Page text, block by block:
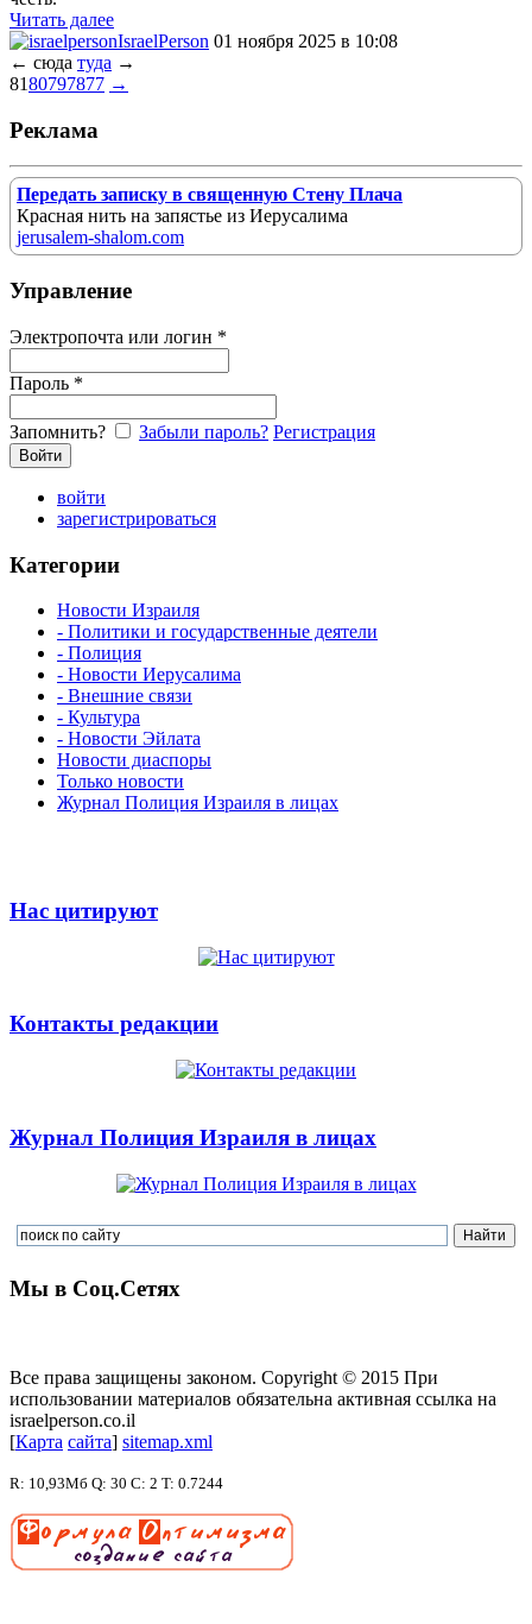
Читать далее
IsraelPerson 01 ноября 2025 в 10:08
← сюда туда →
8180797877 →
Реклама
Передать записку в священную Стену Плача
Красная нить на запястье из Иерусалима
jerusalem-shalom.com
Управление
Электропочта или логин *
Пароль *
Запомнить? Забыли пароль? Регистрация
войти
зарегистрироваться
Категории
Новости Израиля
- Политики и государственные деятели
- Полиция
- Новости Иерусалима
- Внешние связи
- Культура
- Новости Эйлата
Новости диаспоры
Только новости
Журнал Полиция Израиля в лицах
Нас цитируют
Контакты редакции
Журнал Полиция Израиля в лицах
Мы в Соц.Сетях
Все права защищены законом. Copyright © 2015 При
использовании материалов обязательна активная ссылка на
israelperson.co.il
[Карта сайта] sitemap.xml
R: 10,93Мб Q: 30 C: 2 T: 0.7244